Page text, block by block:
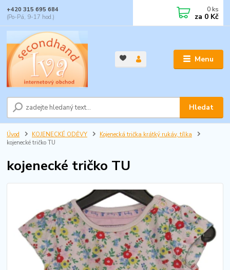
Menu
Hledat
+420 315 695 684
(Po-Pá, 9-17 hod.)
0 ks
za 0 Kč
Úvod KOJENECKÉ ODĚVY
Kojenecká trička krátký rukáv, tílka
kojenecké tričko TU
kojenecké tričko TU